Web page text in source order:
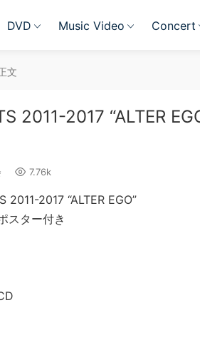
DVD Music Video Concert
文
2011-2017 “ALTER
7.76k
2011-2017 “ALTER EGO”
スター付き